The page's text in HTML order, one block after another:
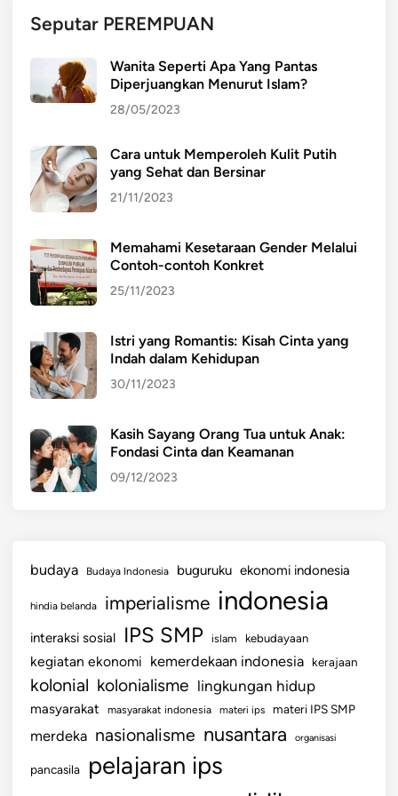
i
Seputar PEREMPUAN
Wanita Seperti Apa Yang Pantas
Diperjuangkan Menurut Islam?
28/05/2023
Cara untuk Memperoleh Kulit Putih
yang Sehat dan Bersinar
21/11/2023
Memahami Kesetaraan Gender Melalui
Contoh-contoh Konkret
25/11/2023
Istri yang Romantis: Kisah Cinta yang
Indah dalam Kehidupan
30/11/2023
Kasih Sayang Orang Tua untuk Anak:
Fondasi Cinta dan Keamanan
09/12/2023
budaya Budaya Indonesia buguruku ekonomi indonesia
hindia belanda imperialisme indonesia
interaksi sosial IPS SMP islam kebudayaan
kegiatan ekonomi kemerdekaan indonesia kerajaan
kolonial kolonialisme lingkungan hidup
masyarakat masyarakat indonesia materi ips materi IPS SMP
merdeka nasionalisme nusantara organisasi
pancasila
pelajaran ips